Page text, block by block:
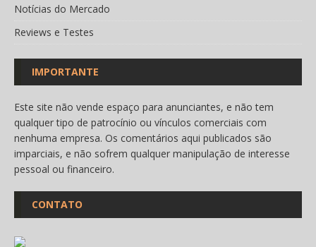
Notícias do Mercado
Reviews e Testes
IMPORTANTE
Este site não vende espaço para anunciantes, e não tem
qualquer tipo de patrocínio ou vínculos comerciais com
nenhuma empresa. Os comentários aqui publicados são
imparciais, e não sofrem qualquer manipulação de interesse
pessoal ou financeiro.
CONTATO